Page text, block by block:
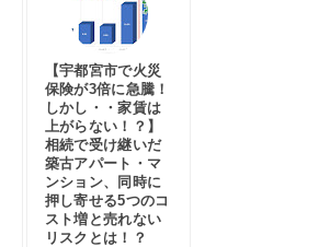
【宇都宮市で火災
保険が3倍に急騰！
しかし・・家賃は
上がらない！？】
相続で受け継いだ
築古アパート・マ
ンション、同時に
押し寄せる5つのコ
スト増と売れない
リスクとは！？